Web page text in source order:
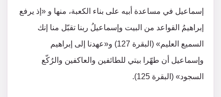
إسماعيل في مساعدة أبيه على بناء الكعبة، منها و «إذ يرفع
إبراهيمُ القواعد من البيت وإسماعيلُ ربنا تقبّل منا إنك
السميع العليم» (البقرة 127) و«عهدنا إلى إبراهيم
وإسماعيل أن طهّرا بيتي للطائفين والعاكفين والرُكّع
السجود» (البقرة 125).